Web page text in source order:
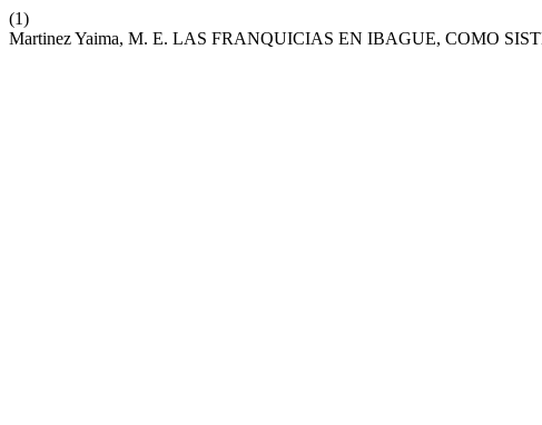
(1)
Martinez Yaima, M. E. LAS FRANQUICIAS EN IBAGUE, COMO